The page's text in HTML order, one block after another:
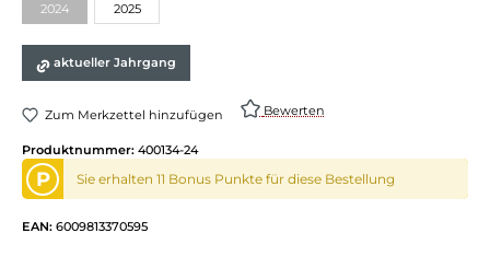
2024(Diese Option ist zurzeit nicht verfügbar.)
2025
aktueller Jahrgang
Zum Merkzettel hinzufügen Bewerten
Produktnummer: 400134-24
P Sie erhalten 11 Bonus Punkte für diese Bestellung
EAN: 6009813370595